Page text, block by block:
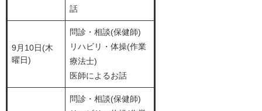
話
9月10日(木
曜日)
問診・相談(保健師)
リハビリ・体操(作業
療法士)
医師によるお話
問診・相談(保健師)